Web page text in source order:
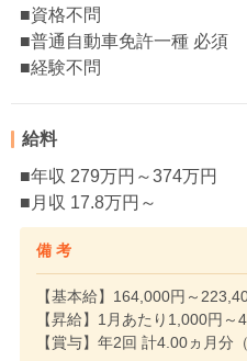
■資格不問
■普通自動車免許一種 必須
■経験不問
給料
■年収 279万円～374万円
■月収 17.8万円～
備 考
【基本給】164,000円～
【昇給】1月あたり1,000円～
【賞与】年2回 計4.00ヵ月分